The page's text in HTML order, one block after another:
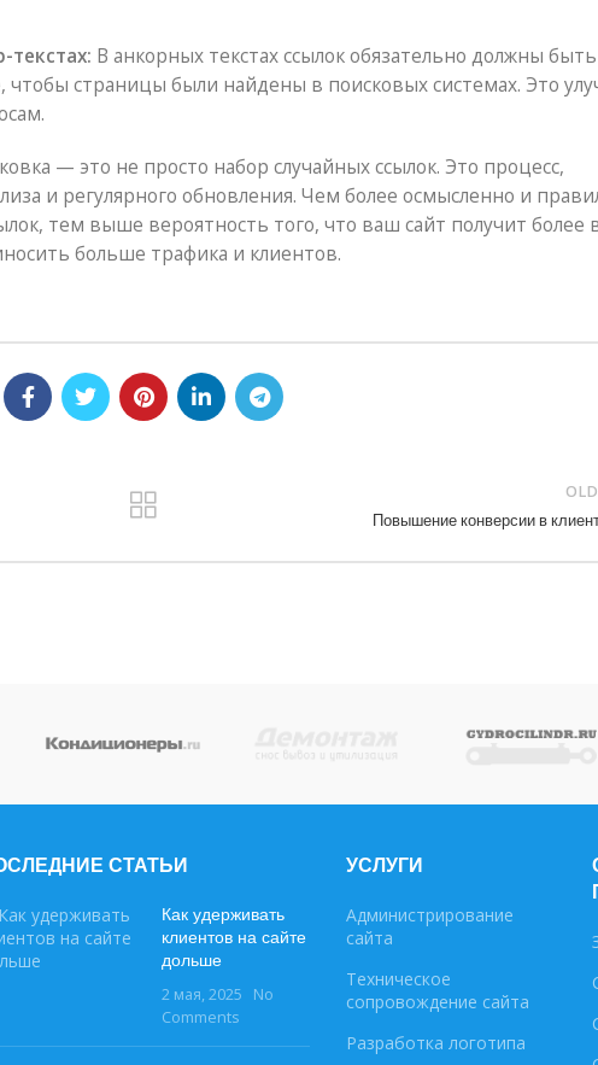
текстах: В анкорных текстах ссылок обязательно должны быть
страницы были найдены в поисковых системах. Это
— это не просто набор случайных ссылок. Это процесс,
и регулярного обновления. Чем более осмысленно и
тем выше вероятность того, что ваш сайт получит более
больше трафика и клиентов.
Повышение конверсии в
СТАТЬИ
Как удерживать
клиентов на сайте
дольше
2 мая, 2025
No
Comments
УСЛУГИ
Администрирование
сайта
Техническое
сопровождение сайта
Разработка логотипа